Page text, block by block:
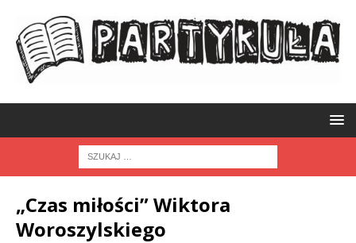
„Czas miłości” Wiktora
Woroszylskiego